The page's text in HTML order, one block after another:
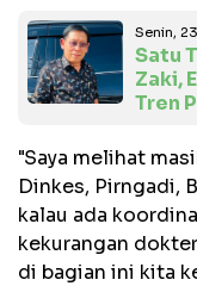
Senin,
Satu
Zaki,
Tren
"Saya melihat
Dinkes, Pirngadi,
kalau ada
kekurangan
di bagian ini kita